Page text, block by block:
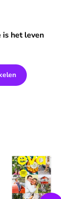
mijn gezin’
het leven
het leven